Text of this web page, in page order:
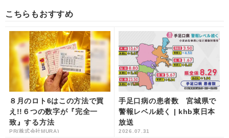
こちらもおすすめ
８月のロト6はこの方法で買
え!!６つの数字が『完全一
致』する方法
PR(株式会社MURA)
手足口病の患者数 宮城県で
警報レベル続く | khb東日本
放送
2026.07.31